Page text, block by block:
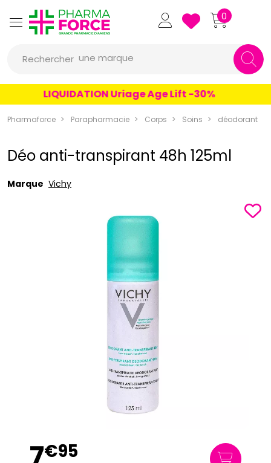
Pharmaforce Grande Pharmacie
0
Rechercher
un produit
une marque
LIQUIDATION Uriage Age Lift -30%
Pharmaforce Parapharmacie Corps Soins déodorant
Déo anti-transpirant 48h 125ml
Marque Vichy
€95